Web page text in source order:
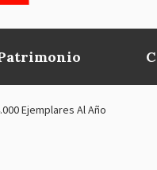
Ejemplares Al Año